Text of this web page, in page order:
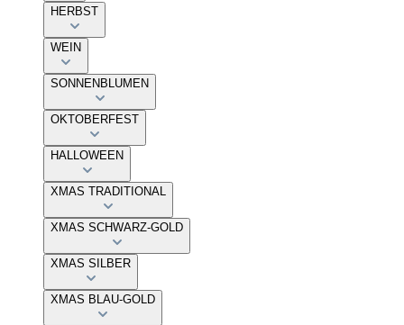
HERBST
WEIN
SONNENBLUMEN
OKTOBERFEST
HALLOWEEN
XMAS TRADITIONAL
XMAS SCHWARZ-GOLD
XMAS SILBER
XMAS BLAU-GOLD